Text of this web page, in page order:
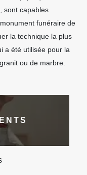
sont capables
funéraire de
la technique la plus
a été utilisée pour la
ou de marbre.